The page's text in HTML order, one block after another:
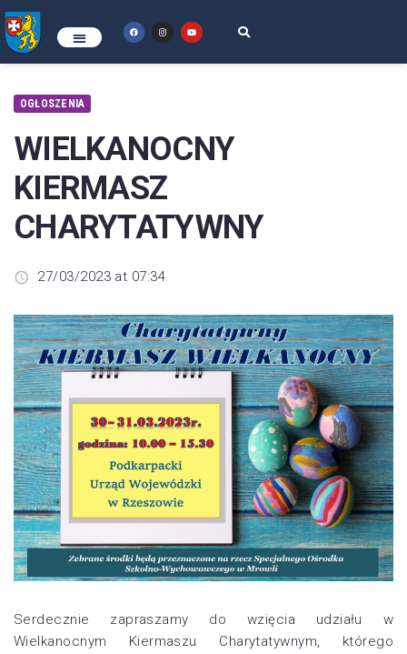
OGŁOSZENIA
WIELKANOCNY
KIERMASZ
CHARYTATYWNY
27/03/2023 at 07:34
Serdecznie zapraszamy do wzięcia udziału w
Wielkanocnym Kiermaszu Charytatywnym, którego